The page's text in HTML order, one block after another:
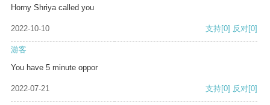
Horny Shriya called you
2022-10-10 支持[0] 反对[0]
游客
You have 5 minute oppor
2022-07-21 支持[0] 反对[0]